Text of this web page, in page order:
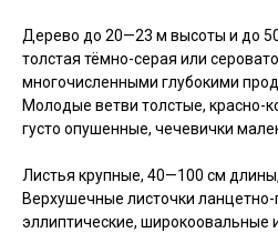
Дерево до 20—23 м высоты и до
толстая тёмно-серая или
многочисленными глубокими
Молодые ветви толстые, красно-
густо опушенные, чечевички
Листья крупные, 40—100 см
Верхушечные листочки
эллиптические, широкоовальные